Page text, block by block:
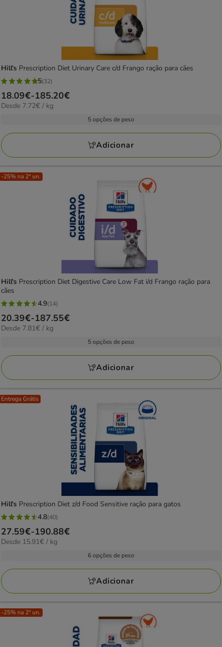
Hill's Prescription Diet Urinary Care c/d Frango ração para cães
5
estrelas
com
avaliações
5(32)
Preço
de
185.20€
18.09€-185.20€
7.72€
Desde 7.72€ / kg
5 opções de peso
Adicionar
-25% na 2ª un.
Hill's Prescription Diet Digestive Care Low Fat i/d Frango ração para
cães
4.9
estrelas
com
avaliações
4.9(14)
Preço
de
187.55€
20.39€-187.55€
7.81€
Desde 7.81€ / kg
5 opções de peso
Adicionar
Entrega Grátis
Hill's Prescription Diet z/d Food Sensitive ração para gatos
4.8
estrelas
com
avaliações
4.8(40)
Preço
de
190.88€
27.59€-190.88€
15.91€
Desde 15.91€ / kg
6 opções de peso
Adicionar
-25% na 2ª un.